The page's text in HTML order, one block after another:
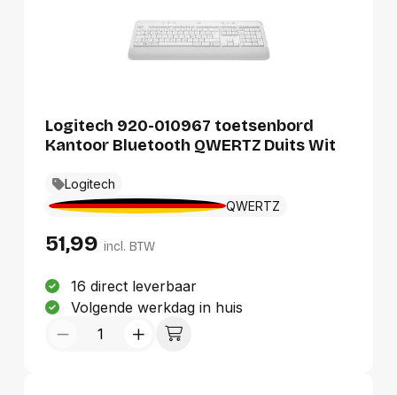
Logitech 920-010967 toetsenbord
Kantoor Bluetooth QWERTZ Duits Wit
Logitech
QWERTZ
51,99 incl. BTW
16 direct leverbaar
Volgende werkdag in huis